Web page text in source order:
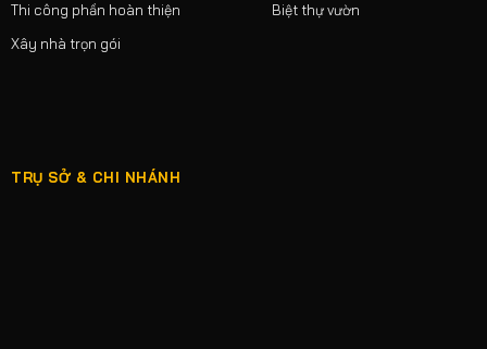
Thi công phần hoàn thiện
Xây nhà trọn gói
Biệt thự vườn
TRỤ SỞ & CHI NHÁNH